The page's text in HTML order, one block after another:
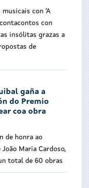
con ‘A
con
insólitas grazas a
de
gaña a
do Premio
coa obra
de honra ao
João Maria Cardoso,
total de 60 obras